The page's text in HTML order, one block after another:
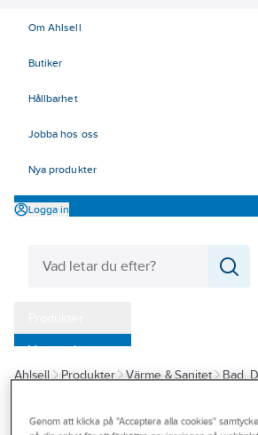
Om Ahlsell
Butiker
Hållbarhet
Jobba hos oss
Nya produkter
Logga in
Varumärken
Kampanjer
Ahlsell Produkter Värme & Sanitet
Bad,
Ventilkäglor och packningar
Packningar till
Genom att klicka på "Acceptera alla cookies"